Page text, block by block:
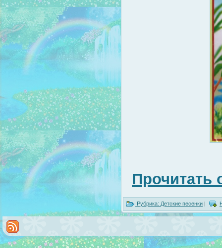
Прочитать
Рубрика: Детские песенки |